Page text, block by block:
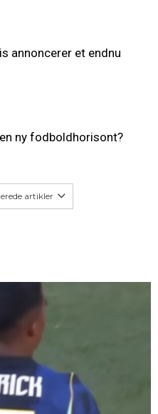
annoncerer et endnu
ny fodboldhorisont?
artikler